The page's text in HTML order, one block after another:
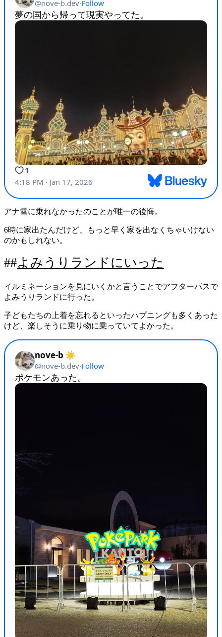
アナ雪に乗れなかったのことが唯一の後悔。
6時に家出たんだけど、もっと早く家を出なくちゃいけない
のかもしれない。
よみうりランドにいった
イルミネーションを見にいくかと言うことでアフターパスで
よみうりランドに行った。
子どもたちの上着を忘れるといったハプニングも多くあった
けど、楽しそうに乗り物に乗っていてよかった。